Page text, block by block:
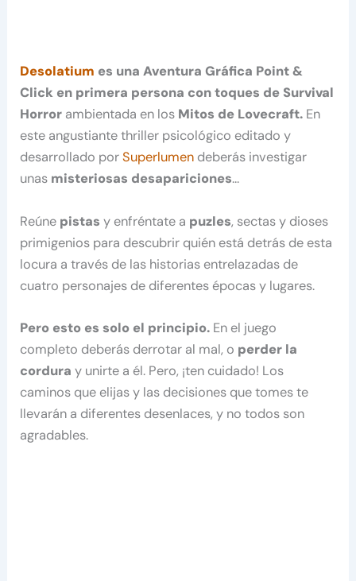
Desolatium es una Aventura Gráfica Point &
Click en primera persona con toques de Survival
Horror ambientada en los Mitos de Lovecraft. En
este angustiante thriller psicológico editado y
desarrollado porSuperlumen deberás investigar
unas misteriosas desapariciones…
Reúne pistasy enfréntate a puzles, sectas y dioses
primigenios para descubrir quién está detrás de esta
locura a través de las historias entrelazadas de
cuatro personajes de diferentes épocas y lugares.
Pero esto es solo el principio. En el juego
completo deberás derrotar al mal, o perder la
cordura y unirte a él. Pero, ¡ten cuidado! Los
caminos que elijas y las decisiones que tomes te
llevarán a diferentes desenlaces, y no todos son
agradables.